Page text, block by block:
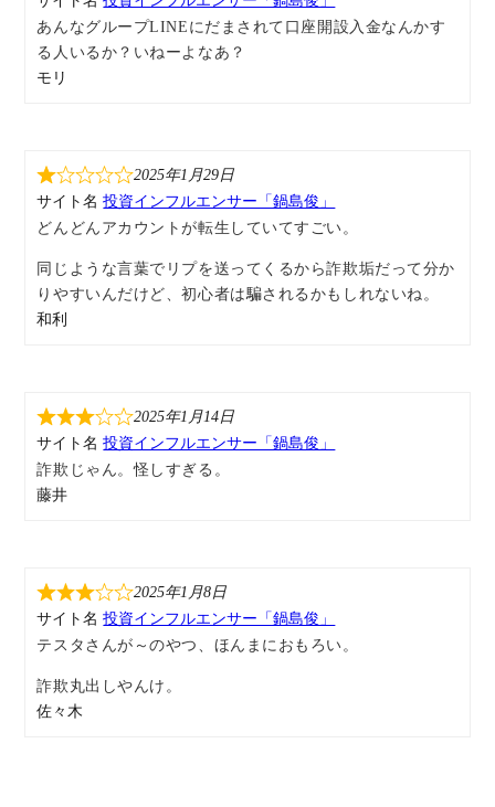
あんなグループLINEにだまされて口座開設入金なんかす
る人いるか？いねーよなあ？
モリ
2025年1月29日
サイト名投資インフルエンサー「鍋島俊」
どんどんアカウントが転生していてすごい。
同じような言葉でリプを送ってくるから詐欺垢だって分か
りやすいんだけど、初心者は騙されるかもしれないね。
和利
2025年1月14日
サイト名投資インフルエンサー「鍋島俊」
詐欺じゃん。怪しすぎる。
藤井
2025年1月8日
サイト名投資インフルエンサー「鍋島俊」
テスタさんが～のやつ、ほんまにおもろい。
詐欺丸出しやんけ。
佐々木